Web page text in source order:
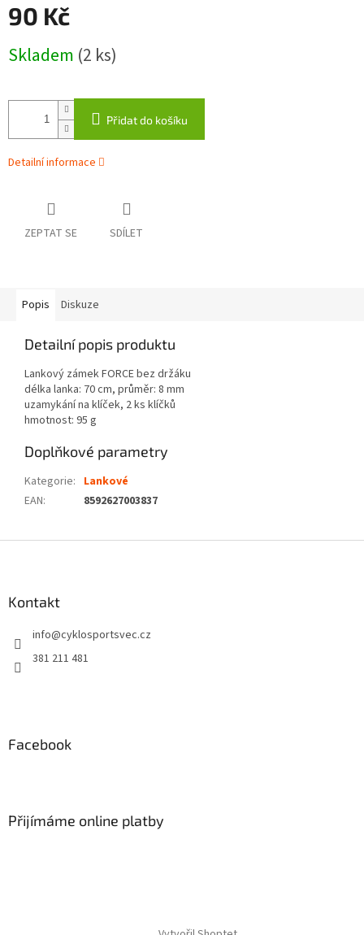
90 Kč
cena:
Skladem (2 ks)
Přidat do košíku
Detailní informace
ZEPTAT SE SDÍLET
Popis Diskuze
Detailní popis produktu
Lankový zámek FORCE bez držáku
délka lanka: 70 cm, průměr: 8 mm
uzamykání na klíček, 2 ks klíčků
hmotnost: 95 g
Doplňkové parametry
Kategorie: Lankové
EAN: 8592627003837
Kontakt
info@cyklosportsvec.cz
381 211 481
Facebook
Přijímáme online platby